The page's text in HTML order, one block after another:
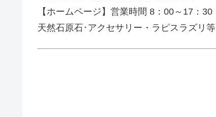
【ホームページ】営業時間 8：00～17：30
天然石原石･アクセサリー・ラピスラズリ等